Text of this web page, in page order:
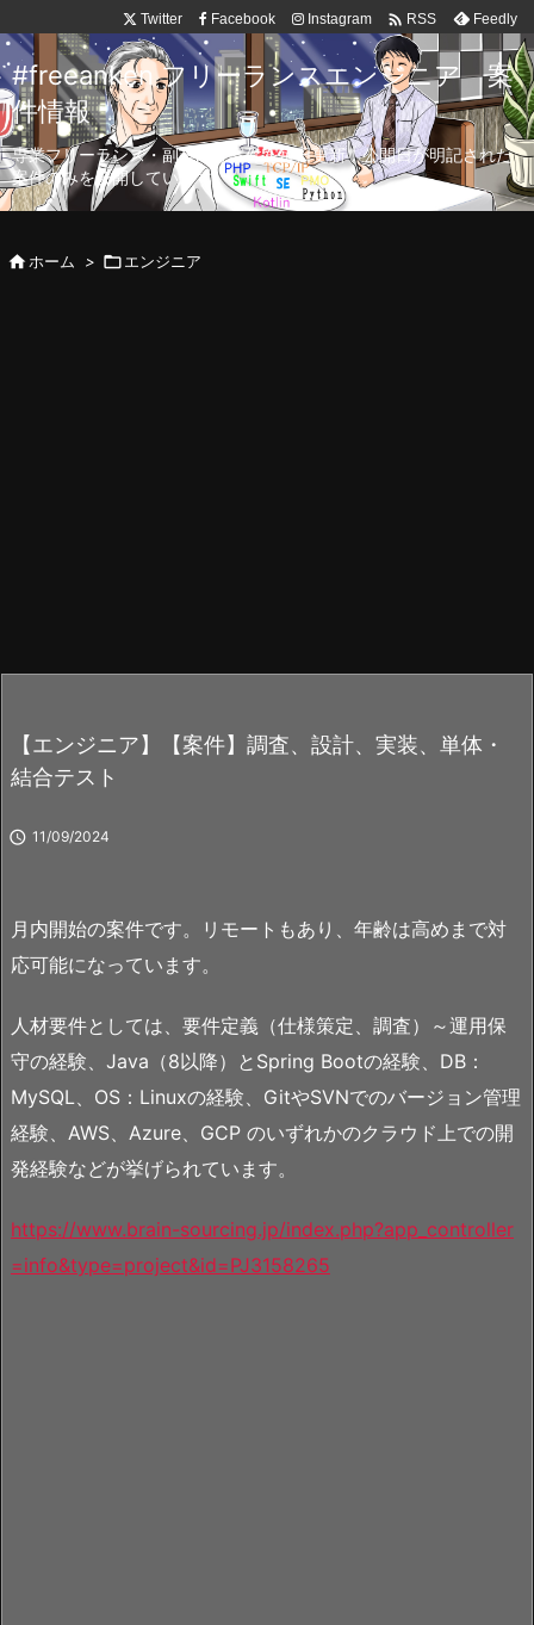
Twitter Facebook Instagram  RSS Feedly
#freeanken フリーランスエンジニア 案
件情報
専業フリーランス・副業向け案件を毎日更新！公開日が明記された
案件のみを公開しています。
ホーム > エンジニア
【エンジニア】【案件】調査、設計、実装、単体・
結合テスト
 11/09/2024
月内開始の案件です。リモートもあり、年齢は高めまで対
応可能になっています。
人材要件としては、要件定義（仕様策定、調査）～運用保
守の経験、Java（8以降）とSpring Bootの経験、DB：
MySQL、OS：Linuxの経験、GitやSVNでのバージョン管理
経験、AWS、Azure、GCP のいずれかのクラウド上での開
発経験などが挙げられています。
https://www.brain-sourcing.jp/index.php?app_controller
=info&type=project&id=PJ3158265